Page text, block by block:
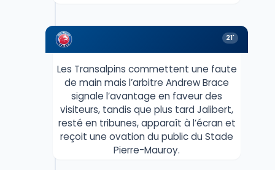
21'
Les Transalpins commettent une faute
de main mais l’arbitre Andrew Brace
signale l’avantage en faveur des
visiteurs, tandis que plus tard Jalibert,
resté en tribunes, apparaît à l’écran et
reçoit une ovation du public du Stade
Pierre-Mauroy.